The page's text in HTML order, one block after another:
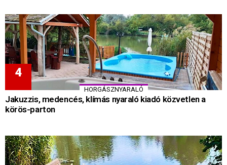
HORGÁSZNYARALÓ
Jakuzzis, medencés, klímás nyaraló kiadó közvetlen a
körös-parton